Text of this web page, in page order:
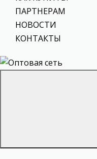
ПАРТНЕРАМ
НОВОСТИ
КОНТАКТЫ